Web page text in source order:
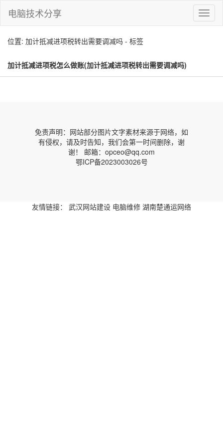
切
换
电脑技术分享
位置: 加计抵减进项税转出需要调减吗 - 标签
加计抵减进项税怎么做账(加计抵减进项税转出需要调减吗)
免责声明：网站部分图片文字素材来源于网络，如
有侵权，请及时告知，我们会第一时间删除，谢
谢！ 邮箱：opceo@qq.com
鄂ICP备2023003026号
友情链接： 武汉网站建设 电脑维修 湖南楚通运网络